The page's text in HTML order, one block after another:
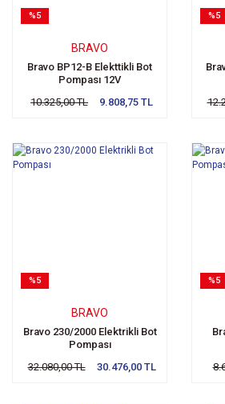
%5
BRAVO
Bravo BP12-B Elekttikli Bot
Pompası 12V
10.325,00 TL
9.808,75 TL
%5
%5
BRAVO
Bravo 230/2000 Elektrikli Bot
Pompası
32.080,00 TL
30.476,00 TL
%5